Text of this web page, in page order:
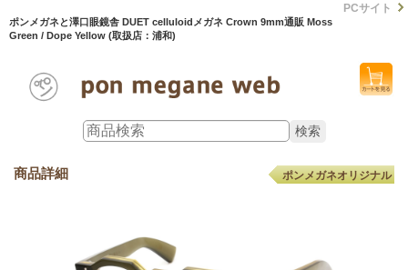
ポンメガネと澤口眼鏡舎 DUET celluloidメガネ Crown 9mm通販 Moss
Green / Dope Yellow (取扱店：浦和)
PCサイト
商品詳細 ポンメガネオリジナル